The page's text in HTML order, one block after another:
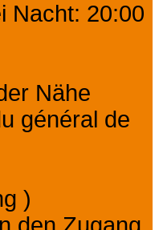
Nacht: 20:00
Nähe
général de
)